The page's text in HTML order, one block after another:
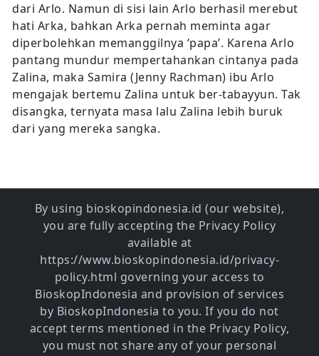
dari Arlo. Namun di sisi lain Arlo berhasil merebut
hati Arka, bahkan Arka pernah meminta agar
diperbolehkan memanggilnya ‘papa’. Karena Arlo
pantang mundur mempertahankan cintanya pada
Zalina, maka Samira (Jenny Rachman) ibu Arlo
mengajak bertemu Zalina untuk ber-tabayyun. Tak
disangka, ternyata masa lalu Zalina lebih buruk
dari yang mereka sangka.
By using bioskopindonesia.id (our website),
you are fully accepting the Privacy Policy
available at
https://www.bioskopindonesia.id/privacy-
policy.html governing your access to
BioskopIndonesia and provision of services
by BioskopIndonesia to you. If you do not
accept terms mentioned in the Privacy Policy,
you must not share any of your personal